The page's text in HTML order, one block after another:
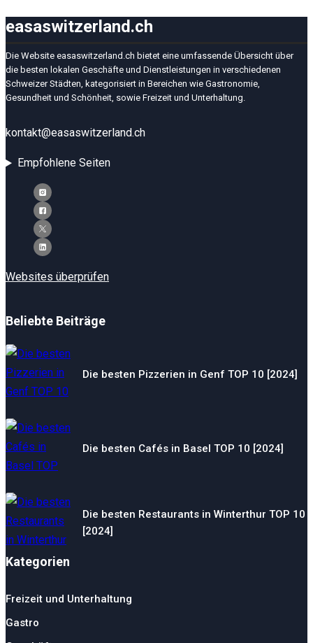
easaswitzerland.ch
Die Website easaswitzerland.ch bietet eine umfassende Übersicht über
die besten lokalen Geschäfte und Dienstleistungen in verschiedenen
Schweizer Städten, kategorisiert in Bereichen wie Gastronomie,
Gesundheit und Schönheit, sowie Freizeit und Unterhaltung.
kontakt@easaswitzerland.ch
Empfohlene Seiten
Websites überprüfen
Beliebte Beiträge
Die besten Pizzerien in Genf TOP 10 [2024]
Die besten Cafés in Basel TOP 10 [2024]
Die besten Restaurants in Winterthur TOP 10
[2024]
Kategorien
Freizeit und Unterhaltung
Gastro